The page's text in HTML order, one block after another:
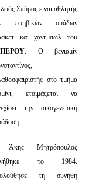
Σπύρος είναι αθλητής
εφηβικών ομάδων
και χάντμπωλ του
. Ο βενιαμίν
στο τμήμα
ετοιμάζεται να
την οικογενειακή
Μητρόπουλος
το 1984.
τη συνήθη